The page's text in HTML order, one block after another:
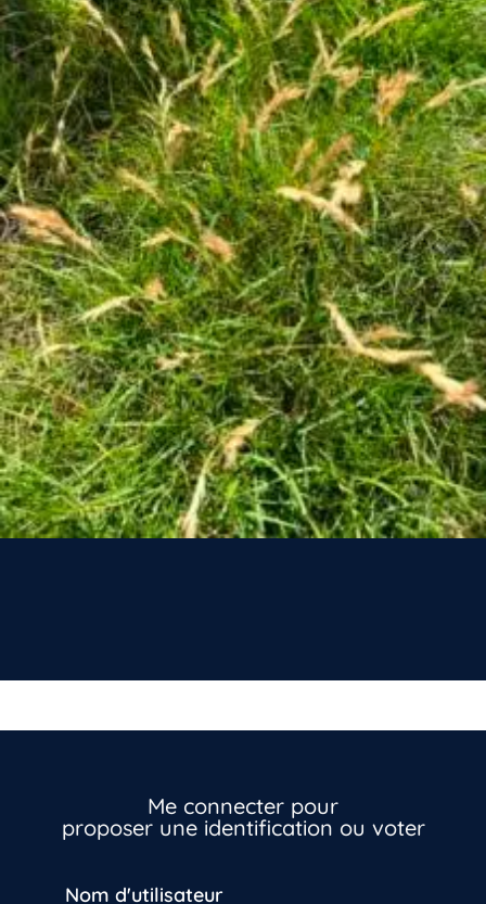
Me connecter pour
proposer une identification ou voter
Vous n’êtes pas encore inscrit à Biolit ?
Inscrivez-vous dès maintenant